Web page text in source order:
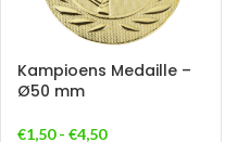
Kampioens Medaille –
Ø50 mm
€1,50 - €4,50